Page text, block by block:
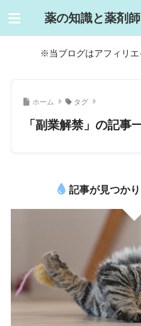
薬の知識と薬剤
※当ブログはアフィリ
ホーム タグ
「副業解禁」の記事
記事が見つかり